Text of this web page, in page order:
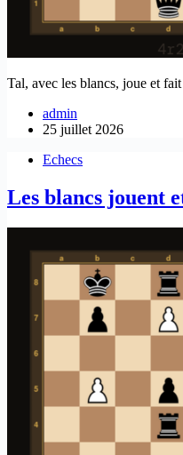
Tal, avec les blancs, joue et
admin
25 juillet 2026
Echecs
Les blancs jouent